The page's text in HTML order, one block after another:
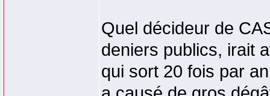
Quel décideur de
deniers publics, irait
qui sort 20 fois par